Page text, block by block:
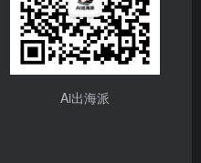
Ai出海派